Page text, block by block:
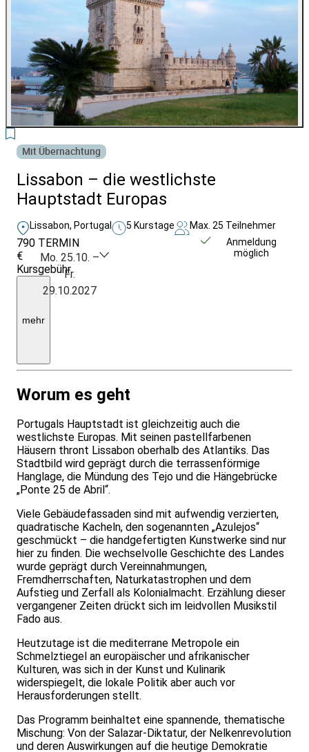
Mit Übernachtung
Lissabon – die westlichste
Hauptstadt Europas
Lissabon, Portugal 5 Kurstage Max. 25 Teilnehmer
790
€
Kursgebühr
inkl.
Unterkunft,
270,-
Einzelzimmerzuschlag,
mehr
TERMIN
Mo. 25.10. –
Fr.
29.10.2027
Anmeldung
möglich
Worum es geht
Portugals Hauptstadt ist gleichzeitig auch die
westlichste Europas. Mit seinen pastellfarbenen
Häusern thront Lissabon oberhalb des Atlantiks. Das
Stadtbild wird geprägt durch die terrassenförmige
Hanglage, die Mündung des Tejo und die Hängebrücke
„Ponte 25 de Abril“.
Viele Gebäudefassaden sind mit aufwendig verzierten,
quadratische Kacheln, den sogenannten „Azulejos“
geschmückt – die handgefertigten Kunstwerke sind nur
hier zu finden. Die wechselvolle Geschichte des Landes
wurde geprägt durch Vereinnahmungen,
Fremdherrschaften, Naturkatastrophen und dem
Aufstieg und Zerfall als Kolonialmacht. Erzählung dieser
vergangener Zeiten drückt sich im leidvollen Musikstil
Fado aus.
Heutzutage ist die mediterrane Metropole ein
Schmelztiegel an europäischer und afrikanischer
Kulturen, was sich in der Kunst und Kulinarik
widerspiegelt, die lokale Politik aber auch vor
Herausforderungen stellt.
Das Programm beinhaltet eine spannende, thematische
Mischung: Von der Salazar-Diktatur, der Nelkenrevolution
und deren Auswirkungen auf die heutige Demokratie